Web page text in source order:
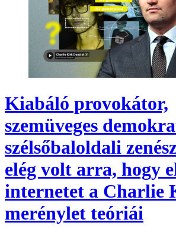
Kiabáló provokátor,
szemüveges
szélsőbaloldali
elég volt arra, hogy
internetet a Charlie
merénylet teóriái